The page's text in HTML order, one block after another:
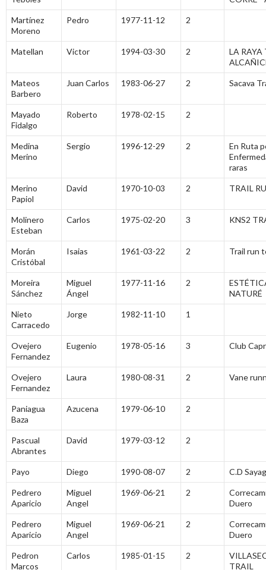
Martínez
Moreno
Pedro 1977-11-12 2
Matellan Victor 1994-03-30 2
LA RAYA
Mateos
Barbero
Juan Carlos 1983-06-27 2 Sacava
Mayado
Fidalgo
Roberto 1978-02-15 2
Medina
Merino
Sergio 1996-12-29 2
En Ruta
raras
Merino
Papiol
David 1970-10-03 2 TRAIL
Molinero
Esteban
Carlos 1975-02-20 3 KNS2
Morán
Cristóbal
Isaias 1961-03-22 2 Trail run
Moreira
Sánchez
Miguel
Ángel
1977-11-16 2
NATURÉ
Nieto
Carracedo
Jorge 1982-11-10 1
Ovejero
Fernandez
Eugenio 1978-05-16 3 Club
Ovejero
Fernandez
Laura 1980-08-31 2 Vane
Paniagua
Baza
Azucena 1979-06-10 2
Pascual
Abrantes
David 1979-03-12 2
Payo Diego 1990-08-07 2 C.D
Pedrero
Aparicio
Miguel
Angel
1969-06-21 2
Duero
Pedrero
Aparicio
Miguel
Angel
1969-06-21 2
Duero
Pedron
Marcos
Carlos 1985-01-15 2
TRAIL